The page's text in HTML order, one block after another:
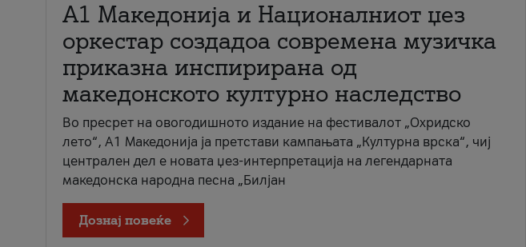
А1 Македонија и Националниот џез
оркестар создадоа современа музичка
приказна инспирирана од
македонското културно наследство
Во пресрет на овогодишното издание на фестивалот „Охридско
лето“, А1 Македонија ја претстави кампањата „Културна врска“, чиј
централен дел е новата џез-интерпретација на легендарната
македонска народна песна „Билјан
Дознај повеќе